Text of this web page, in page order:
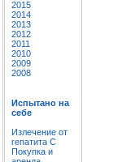
2015
2014
2013
2012
2011
2010
2009
2008
Испытано на
себе
Излечение от
гепатита C
Покупка и